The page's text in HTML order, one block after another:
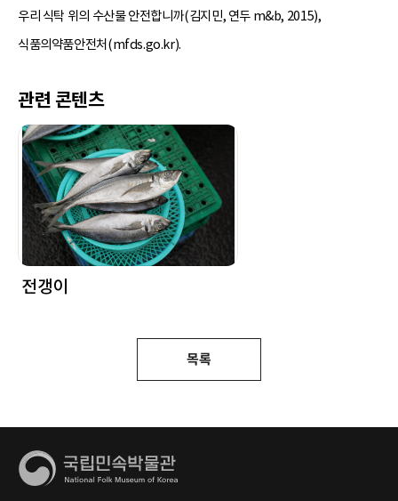
우리 식탁 위의 수산물 안전합니까(김지민, 연두 m&b, 2015),
식품의약품안전처(mfds.go.kr).
관련 콘텐츠
전갱이
목록